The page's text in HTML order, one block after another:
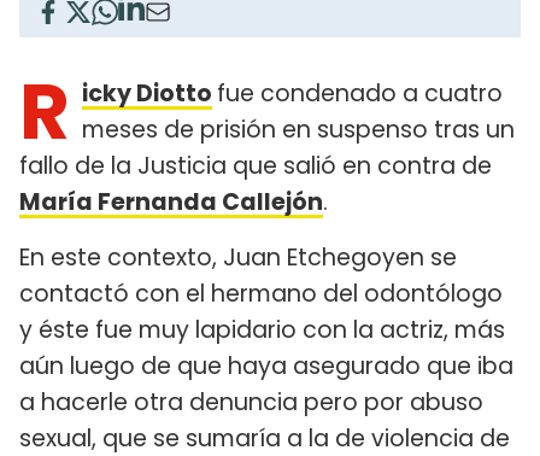
R icky Diotto fue condenado a cuatro
meses de prisión en suspenso tras un
fallo de la Justicia que salió en contra de
María Fernanda Callejón.
En este contexto, Juan Etchegoyen se
contactó con el hermano del odontólogo
y éste fue muy lapidario con la actriz, más
aún luego de que haya asegurado que iba
a hacerle otra denuncia pero por abuso
sexual, que se sumaría a la de violencia de